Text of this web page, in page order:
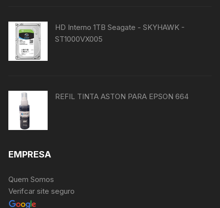
HD Interno 1TB Seagate - SKYHAWK -
ST1000VX005
REFIL TINTA ASTON PARA EPSON 664
EMPRESA
Quem Somos
Verifcar site seguro